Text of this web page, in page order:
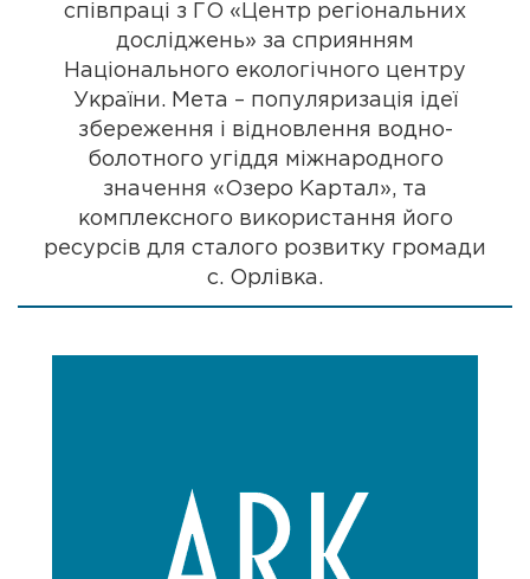
співпраці з ГО «Центр регіональних
досліджень» за сприянням
Національного екологічного центру
України. Мета – популяризація ідеї
збереження і відновлення водно-
болотного угіддя міжнародного
значення «Озеро Картал», та
комплексного використання його
ресурсів для сталого розвитку громади
с. Орлівка.